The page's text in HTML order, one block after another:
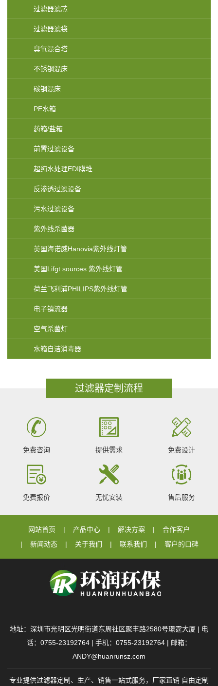
过滤器滤芯
过滤器滤袋
臭氧混合塔
不锈钢混床
碳钢混床
PE水箱
药箱/盐箱
前置过滤设备
超纯水处理EDI膜堆
反渗透过滤设备
污水过滤设备
紫外线杀菌器
英国海诺威Hanovia紫外线灯管
美国Lifgt sources 紫外线灯管
荷兰飞利浦PHILIPS紫外线灯管
电子镇流器
空气杀菌灯
水箱自洁消毒器
过滤器定制流程
免费咨询 提供需求 免费设计
免费报价 无忧安装 售后服务
网站首页 产品中心 解决方案
合作客户
新闻动态
关于我们 联系我们 客户的口碑
地址：深圳市光明区光明街道东周社区聚丰路2580号璟霆大厦 | 电
话：0755-23192764 | 手机：0755-23192764 | 邮箱：
ANDY@huanrunsz.com
专业提供过滤器定制、生产、销售一站式服务，厂家直销 自由定制